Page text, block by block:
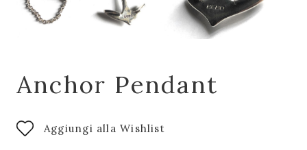
Anchor Pendant
Aggiungi alla Wishlist